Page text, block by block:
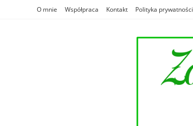
O mnie Współpraca Kontakt Polityka prywatności